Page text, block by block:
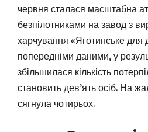
червня сталася масштабна
безпілотниками на завод з
харчування «Яготинське для
попередніми даними, у
збільшилася кількість
становить дев’ять осіб. На
сягнула чотирьох.